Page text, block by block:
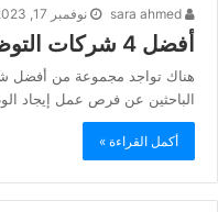
نوفمبر 17, 2023
أفضل 4 شركات التوظيف في الدمام
هناك تواجد مجموعة من أفضل
الباحثين عن فرص عمل إيجاد
أكمل القراءة »